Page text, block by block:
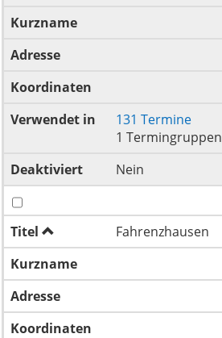
Kurzname
Adresse
Koordinaten
Verwendet in
131 Termine
1 Termingruppen
Deaktiviert
Nein
Titel
Fahrenzhausen
Kurzname
Adresse
Koordinaten